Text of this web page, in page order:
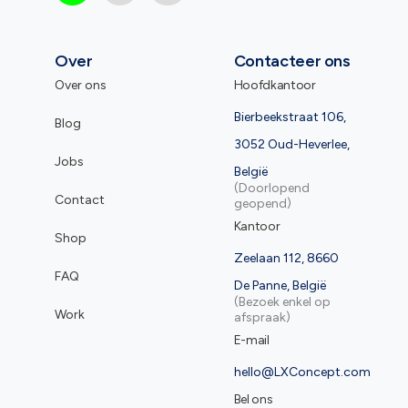
Over
Over ons
Blog
Jobs
Contact
Shop
FAQ
Work
Contacteer ons
Hoofdkantoor
Bierbeekstraat 106,
3052 Oud-Heverlee,
België
(Doorlopend
geopend)
Kantoor
Zeelaan 112, 8660
De Panne, België
(Bezoek enkel op
afspraak)
E-mail
hello@LXConcept.com
Bel ons